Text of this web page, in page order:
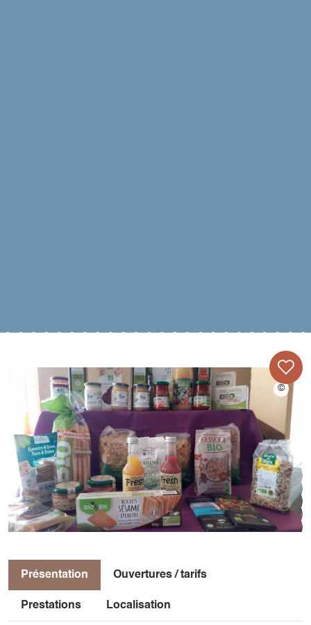
Présentation Ouvertures / tarifs
Prestations Localisation